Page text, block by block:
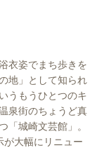
衣姿でまち歩きを
地」として知られ
うもうひとつのキ
泉街のちょうど真
「城崎文芸館」。
大幅にリニュー